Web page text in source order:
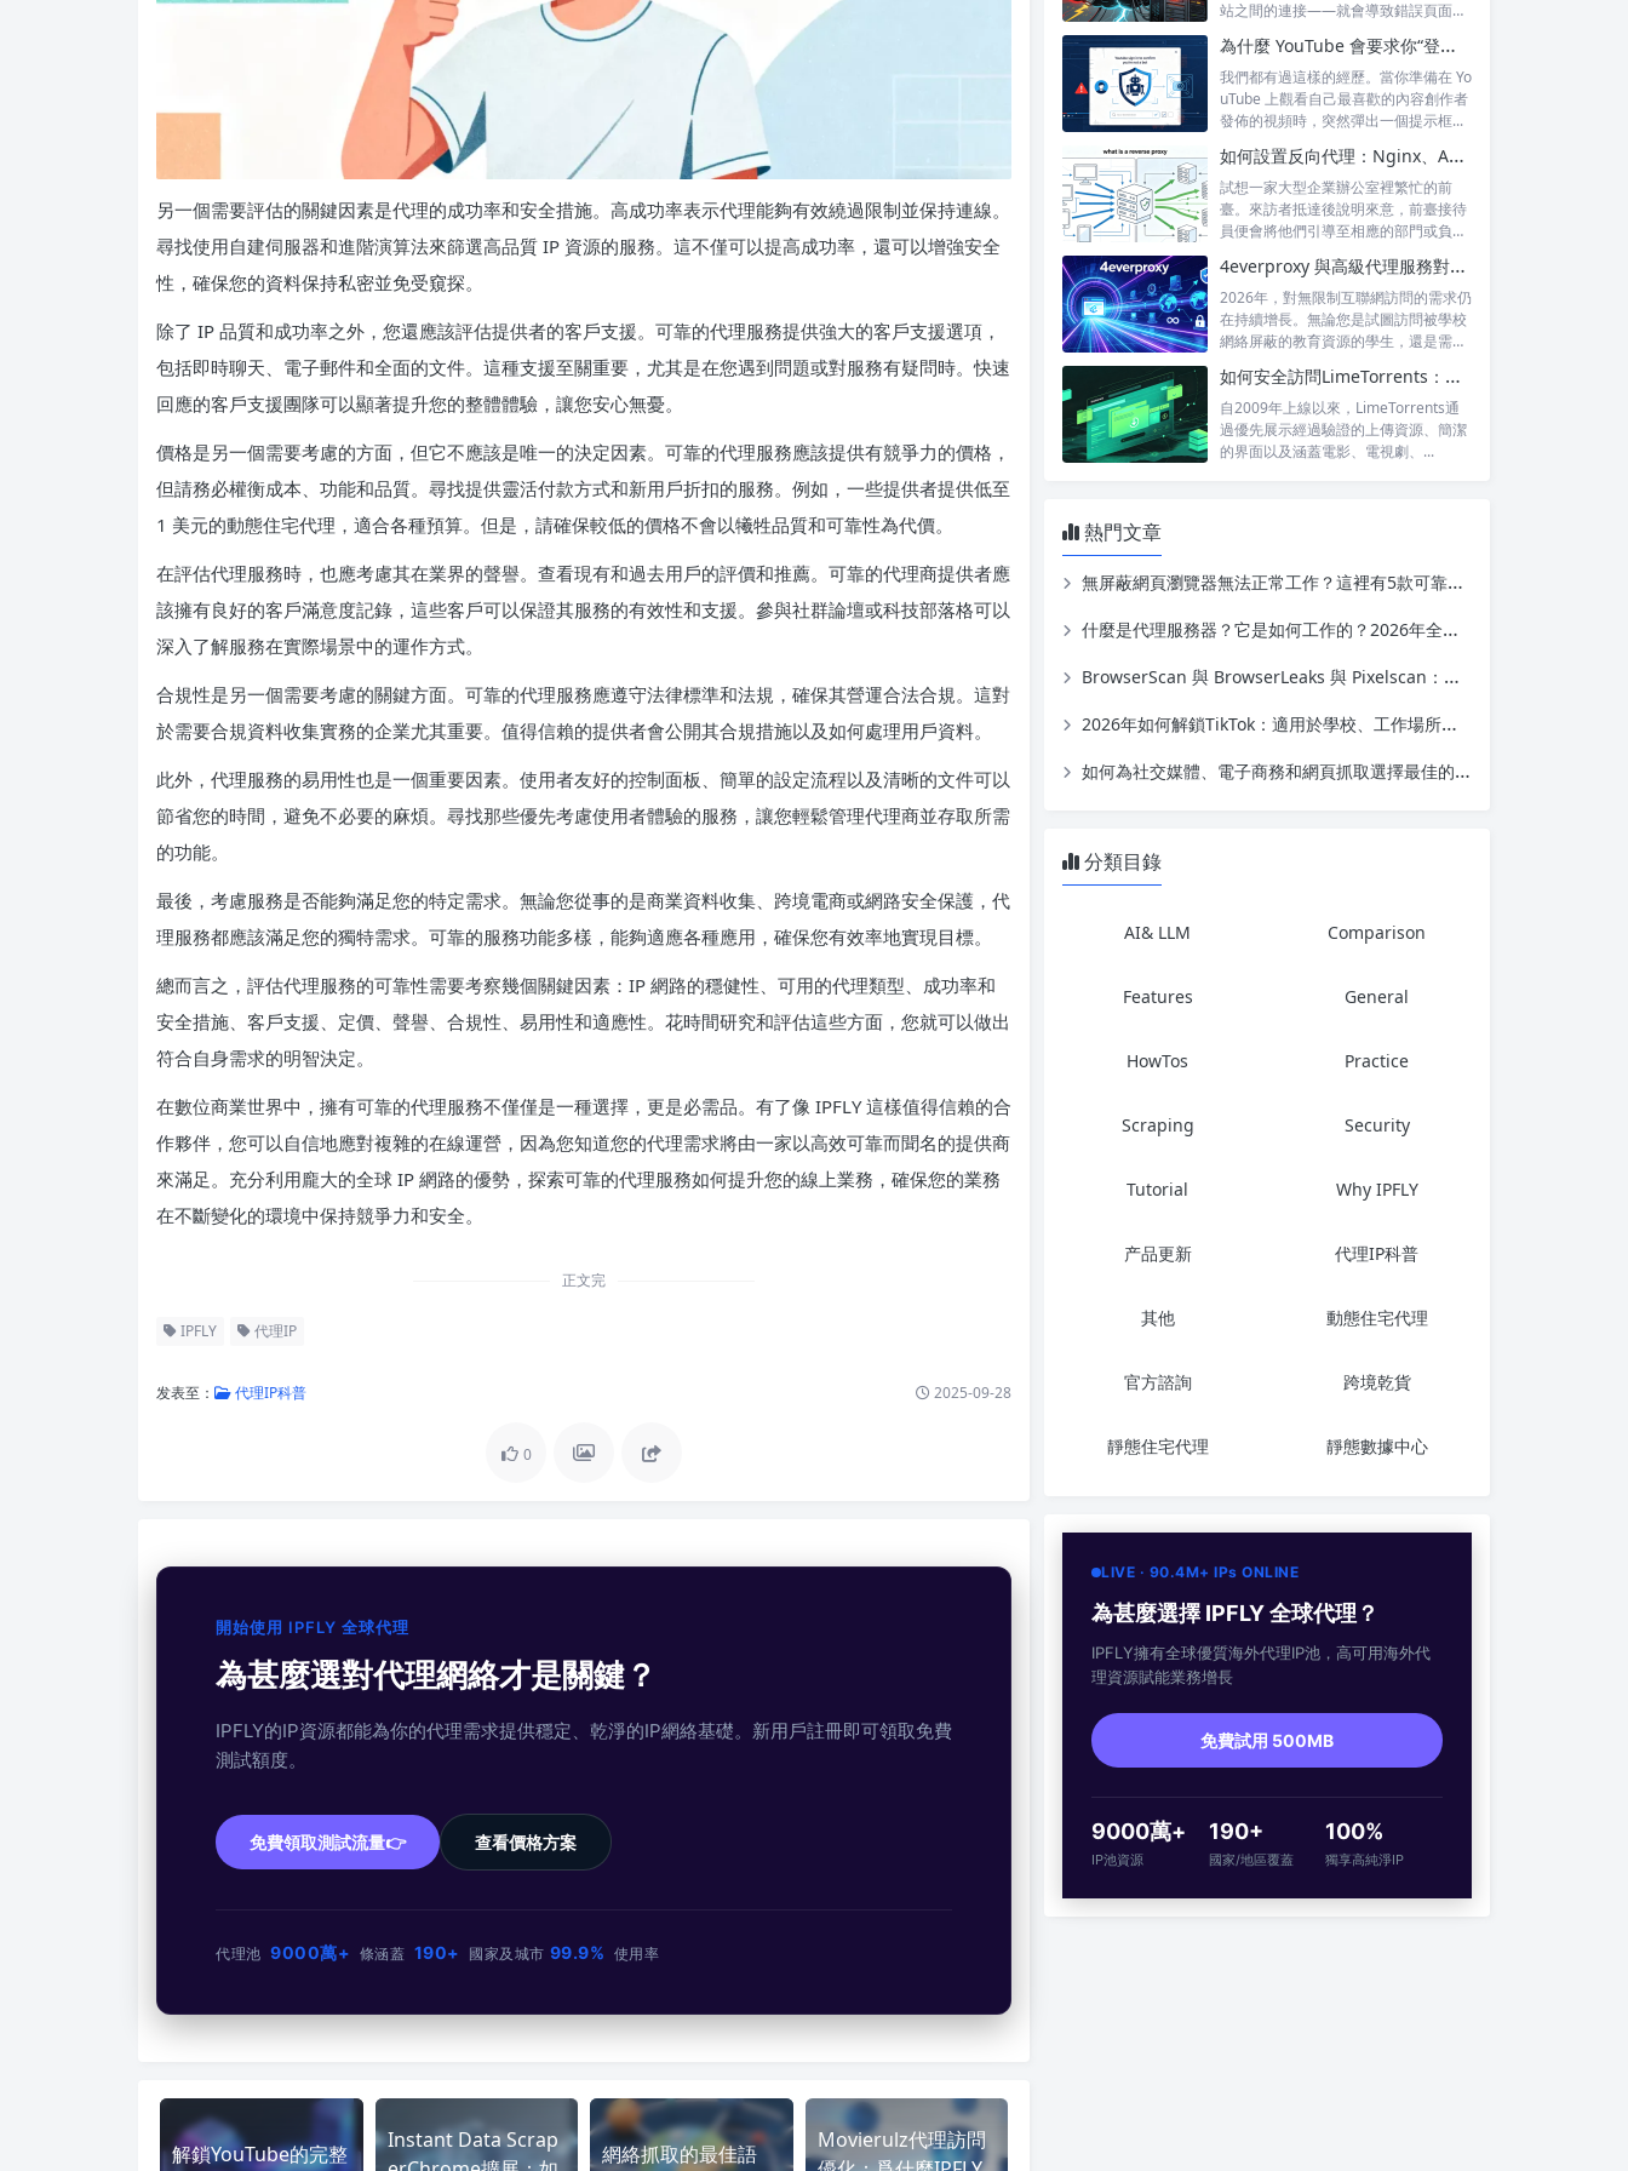
另一個需要評估的關鍵因素是代理的成功率和安全措施。高成功率表示代理能夠有效繞過限制並保持連線。
尋找使用自建伺服器和進階演算法來篩選高品質 IP 資源的服務。這不僅可以提高成功率，還可以增強安全
性，確保您的資料保持私密並免受窺探。
除了 IP 品質和成功率之外，您還應該評估提供者的客戶支援。可靠的代理服務提供強大的客戶支援選項，
包括即時聊天、電子郵件和全面的文件。這種支援至關重要，尤其是在您遇到問題或對服務有疑問時。快速
回應的客戶支援團隊可以顯著提升您的整體體驗，讓您安心無憂。
價格是另一個需要考慮的方面，但它不應該是唯一的決定因素。可靠的代理服務應該提供有競爭力的價格，
但請務必權衡成本、功能和品質。尋找提供靈活付款方式和新用戶折扣的服務。例如，一些提供者提供低至
1 美元的動態住宅代理，適合各種預算。但是，請確保較低的價格不會以犧牲品質和可靠性為代價。
在評估代理服務時，也應考慮其在業界的聲譽。查看現有和過去用戶的評價和推薦。可靠的代理商提供者應
該擁有良好的客戶滿意度記錄，這些客戶可以保證其服務的有效性和支援。參與社群論壇或科技部落格可以
深入了解服務在實際場景中的運作方式。
合規性是另一個需要考慮的關鍵方面。可靠的代理服務應遵守法律標準和法規，確保其營運合法合規。這對
於需要合規資料收集實務的企業尤其重要。值得信賴的提供者會公開其合規措施以及如何處理用戶資料。
此外，代理服務的易用性也是一個重要因素。使用者友好的控制面板、簡單的設定流程以及清晰的文件可以
節省您的時間，避免不必要的麻煩。尋找那些優先考慮使用者體驗的服務，讓您輕鬆管理代理商並存取所需
的功能。
最後，考慮服務是否能夠滿足您的特定需求。無論您從事的是商業資料收集、跨境電商或網路安全保護，代
理服務都應該滿足您的獨特需求。可靠的服務功能多樣，能夠適應各種應用，確保您有效率地實現目標。
總而言之，評估代理服務的可靠性需要考察幾個關鍵因素：IP 網路的穩健性、可用的代理類型、成功率和
安全措施、客戶支援、定價、聲譽、合規性、易用性和適應性。花時間研究和評估這些方面，您就可以做出
符合自身需求的明智決定。
在數位商業世界中，擁有可靠的代理服務不僅僅是一種選擇，更是必需品。有了像 IPFLY 這樣值得信賴的合
作夥伴，您可以自信地應對複雜的在線運營，因為您知道您的代理需求將由一家以高效可靠而聞名的提供商
來滿足。充分利用龐大的全球 IP 網路的優勢，探索可靠的代理服務如何提升您的線上業務，確保您的業務
在不斷變化的環境中保持競爭力和安全。
正文完
IPFLY 代理IP
发表至： 代理IP科普 2025-09-28
0
開始使用 IPFLY 全球代理
為甚麼選對代理網絡才是關鍵？
IPFLY的IP資源都能為你的代理需求提供穩定、乾淨的IP網絡基礎。新用戶註冊即可領取免費
測試額度。
免費領取測試流量👉 查看價格方案
代理池 9000萬+ 條涵蓋 190+ 國家及城市 99.9% 使用率
解鎖YouTube的完整
Instant Data Scrap
網絡抓取的最佳語
Movierulz代理訪問
站之間的連接——就會導致錯誤頁面的
為什麼 YouTube 會要求你“登錄以確認你不是機器人”？
我們都有過這樣的經歷。當你準備在 Yo
uTube 上觀看自己最喜歡的內容創作者
發佈的視頻時，突然彈出一個提示框...
如何設置反向代理：Nginx、Apache 和 HAProxy 詳解
試想一家大型企業辦公室裡繁忙的前
臺。來訪者抵達後說明來意，前臺接待
員便會將他們引導至相應的部門或負責
4everproxy 與高級代理服務對比：速度、隱私和可靠性的比較
2026年，對無限制互聯網訪問的需求仍
在持續增長。無論您是試圖訪問被學校
網絡屏蔽的教育資源的學生，還是需要
如何安全訪問LimeTorrents：使用家庭代理繞過封鎖
自2009年上線以來，LimeTorrents通
過優先展示經過驗證的上傳資源、簡潔
的界面以及涵蓋電影、電視劇、...
熱門文章
無屏蔽網頁瀏覽器無法正常工作？這裡有5款可靠的替代方案
什麼是代理服務器？它是如何工作的？2026年全面指南
BrowserScan 與 BrowserLeaks 與 Pixelscan：哪種指紋測試能揭示更多信息？
2026年如何解鎖TikTok：適用於學校、工作場所及受限地區的完整指南
如何為社交媒體、電子商務和網頁抓取選擇最佳的反檢測瀏覽器
分類目錄
AI& LLM Comparison
Features General
HowTos Practice
Scraping Security
Tutorial Why IPFLY
产品更新 代理IP科普
其他 動態住宅代理
官方諮詢 跨境乾貨
靜態住宅代理 靜態數據中心
LIVE · 90.4M+ IPs ONLINE
為甚麼選擇 IPFLY 全球代理？
IPFLY擁有全球優質海外代理IP池，高可用海外代
理資源賦能業務增長
免費試用 500MB
9000萬+
IP池資源
190+
國家/地區覆蓋
100%
獨享高純淨IP